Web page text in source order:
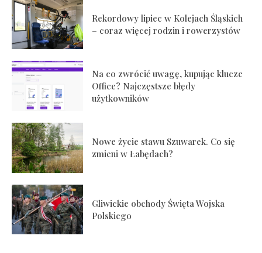
Rekordowy lipiec w Kolejach Śląskich
– coraz więcej rodzin i rowerzystów
Na co zwrócić uwagę, kupując klucze
Office? Najczęstsze błędy
użytkowników
Nowe życie stawu Szuwarek. Co się
zmieni w Łabędach?
Gliwickie obchody Święta Wojska
Polskiego